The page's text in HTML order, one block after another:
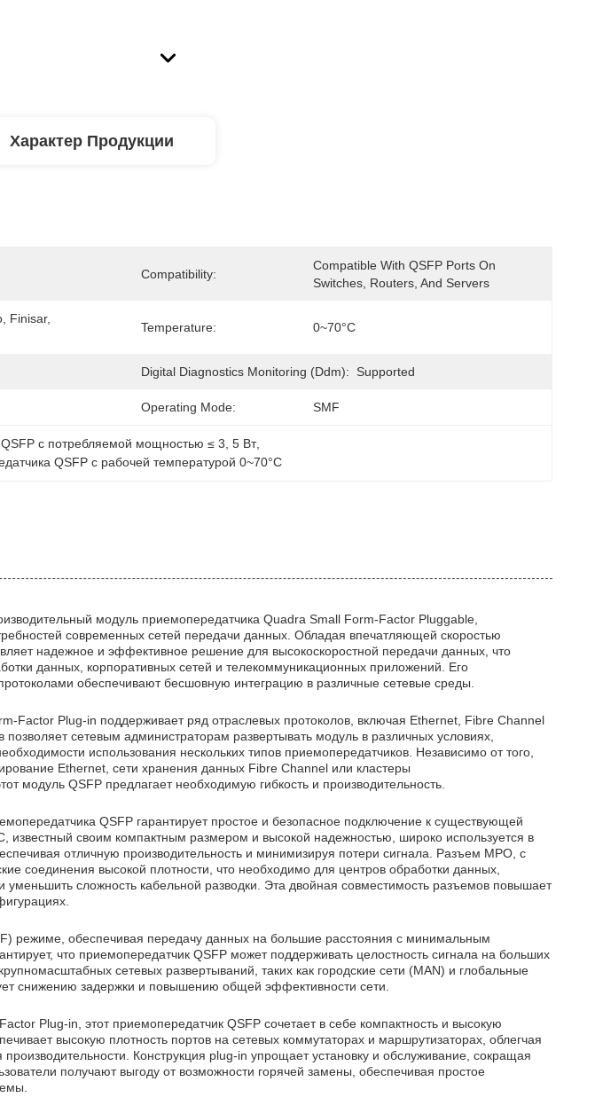
Характер Продукции
Compatibility:
Compatible With QSFP Ports On
Switches, Routers, And Servers
Finisar,
Temperature: 0~70°C
Digital Diagnostics Monitoring (Ddm): Supported
Operating Mode: SMF
с потребляемой мощностью ≤ 3 , 5 Вт,
QSFP с рабочей температурой 0~70°C
модуль приемопередатчика Quadra Small Form-Factor Pluggable,
современных сетей передачи данных. Обладая впечатляющей скоростью
надежное и эффективное решение для высокоскоростной передачи данных, что
данных, корпоративных сетей и телекоммуникационных приложений. Его
обеспечивают бесшовную интеграцию в различные сетевые среды.
Factor Plug-in поддерживает ряд отраслевых протоколов, включая Ethernet, Fibre Channel
сетевым администраторам развертывать модуль в различных условиях,
использования нескольких типов приемопередатчиков. Независимо от того,
Ethernet, сети хранения данных Fibre Channel или кластеры
модуль QSFP предлагает необходимую гибкость и производительность.
QSFP гарантирует простое и безопасное подключение к существующей
известный своим компактным размером и высокой надежностью, широко используется в
отличную производительность и минимизируя потери сигнала. Разъем MPO, с
соединения высокой плотности, что необходимо для центров обработки данных,
уменьшить сложность кабельной разводки. Эта двойная совместимость разъемов повышает
режиме, обеспечивая передачу данных на большие расстояния с минимальным
что приемопередатчик QSFP может поддерживать целостность сигнала на больших
сетевых развертываний, таких как городские сети (MAN) и глобальные
снижению задержки и повышению общей эффективности сети.
Plug-in, этот приемопередатчик QSFP сочетает в себе компактность и высокую
высокую плотность портов на сетевых коммутаторах и маршрутизаторах, облегчая
Конструкция plug-in упрощает установку и обслуживание, сокращая
получают выгоду от возможности горячей замены, обеспечивая простое